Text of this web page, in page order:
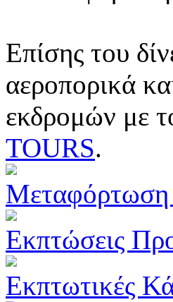
Επίσης του
αεροπορικά
εκδρομών με
TOURS.
Μεταφόρτωση
Εκπτώσεις
Εκπτωτικές